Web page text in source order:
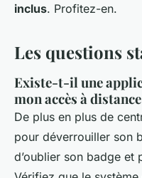
inclus. Profitez-en.
Les questions
Existe-t-il une
mon accès à
De plus en plus de
pour déverrouiller son
d’oublier son badge et